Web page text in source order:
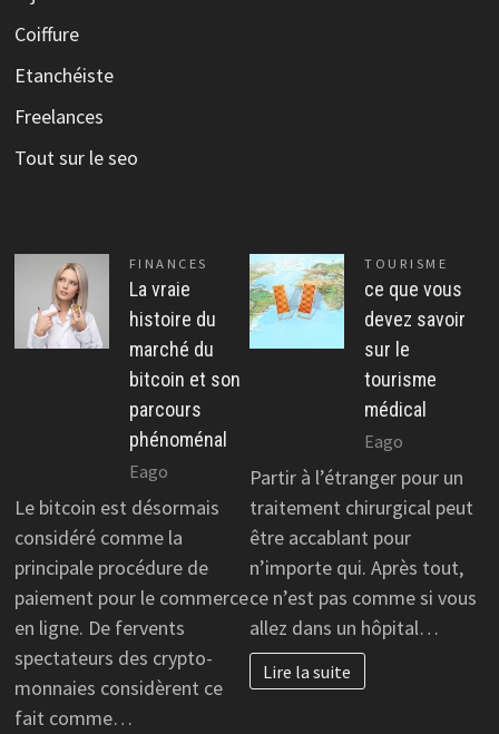
Coiffure
Etanchéiste
Freelances
Tout sur le seo
FINANCES
La vraie
histoire du
marché du
bitcoin et son
parcours
phénoménal
Eago
Le bitcoin est désormais
considéré comme la
principale procédure de
paiement pour le commerce
en ligne. De fervents
spectateurs des crypto-
monnaies considèrent ce
fait comme…
TOURISME
ce que vous
devez savoir
sur le
tourisme
médical
Eago
Partir à l’étranger pour un
traitement chirurgical peut
être accablant pour
n’importe qui. Après tout,
ce n’est pas comme si vous
allez dans un hôpital…
Lire la suite